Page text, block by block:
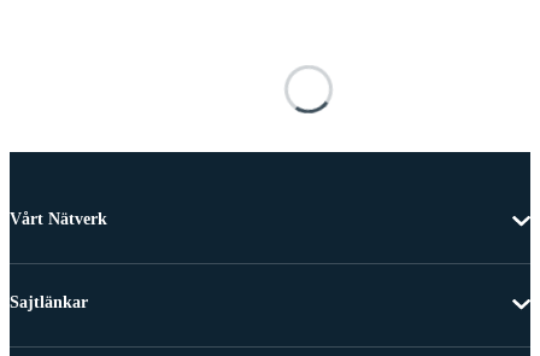
Vårt Nätverk
Sajtlänkar